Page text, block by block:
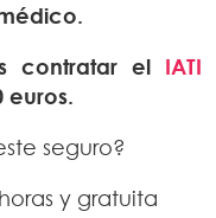
contratar el IATI
euros.
seguro?
y gratuita